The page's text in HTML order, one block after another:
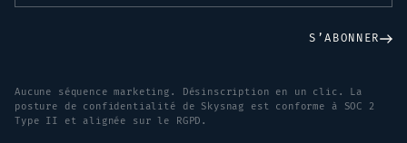
S’ABONNER
Aucune séquence marketing. Désinscription en un clic. La
posture de confidentialité de Skysnag est conforme à SOC 2
Type II et alignée sur le RGPD.